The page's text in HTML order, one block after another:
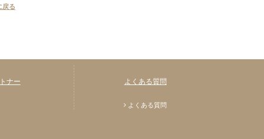
る
ナー よくある質問
よくある質問